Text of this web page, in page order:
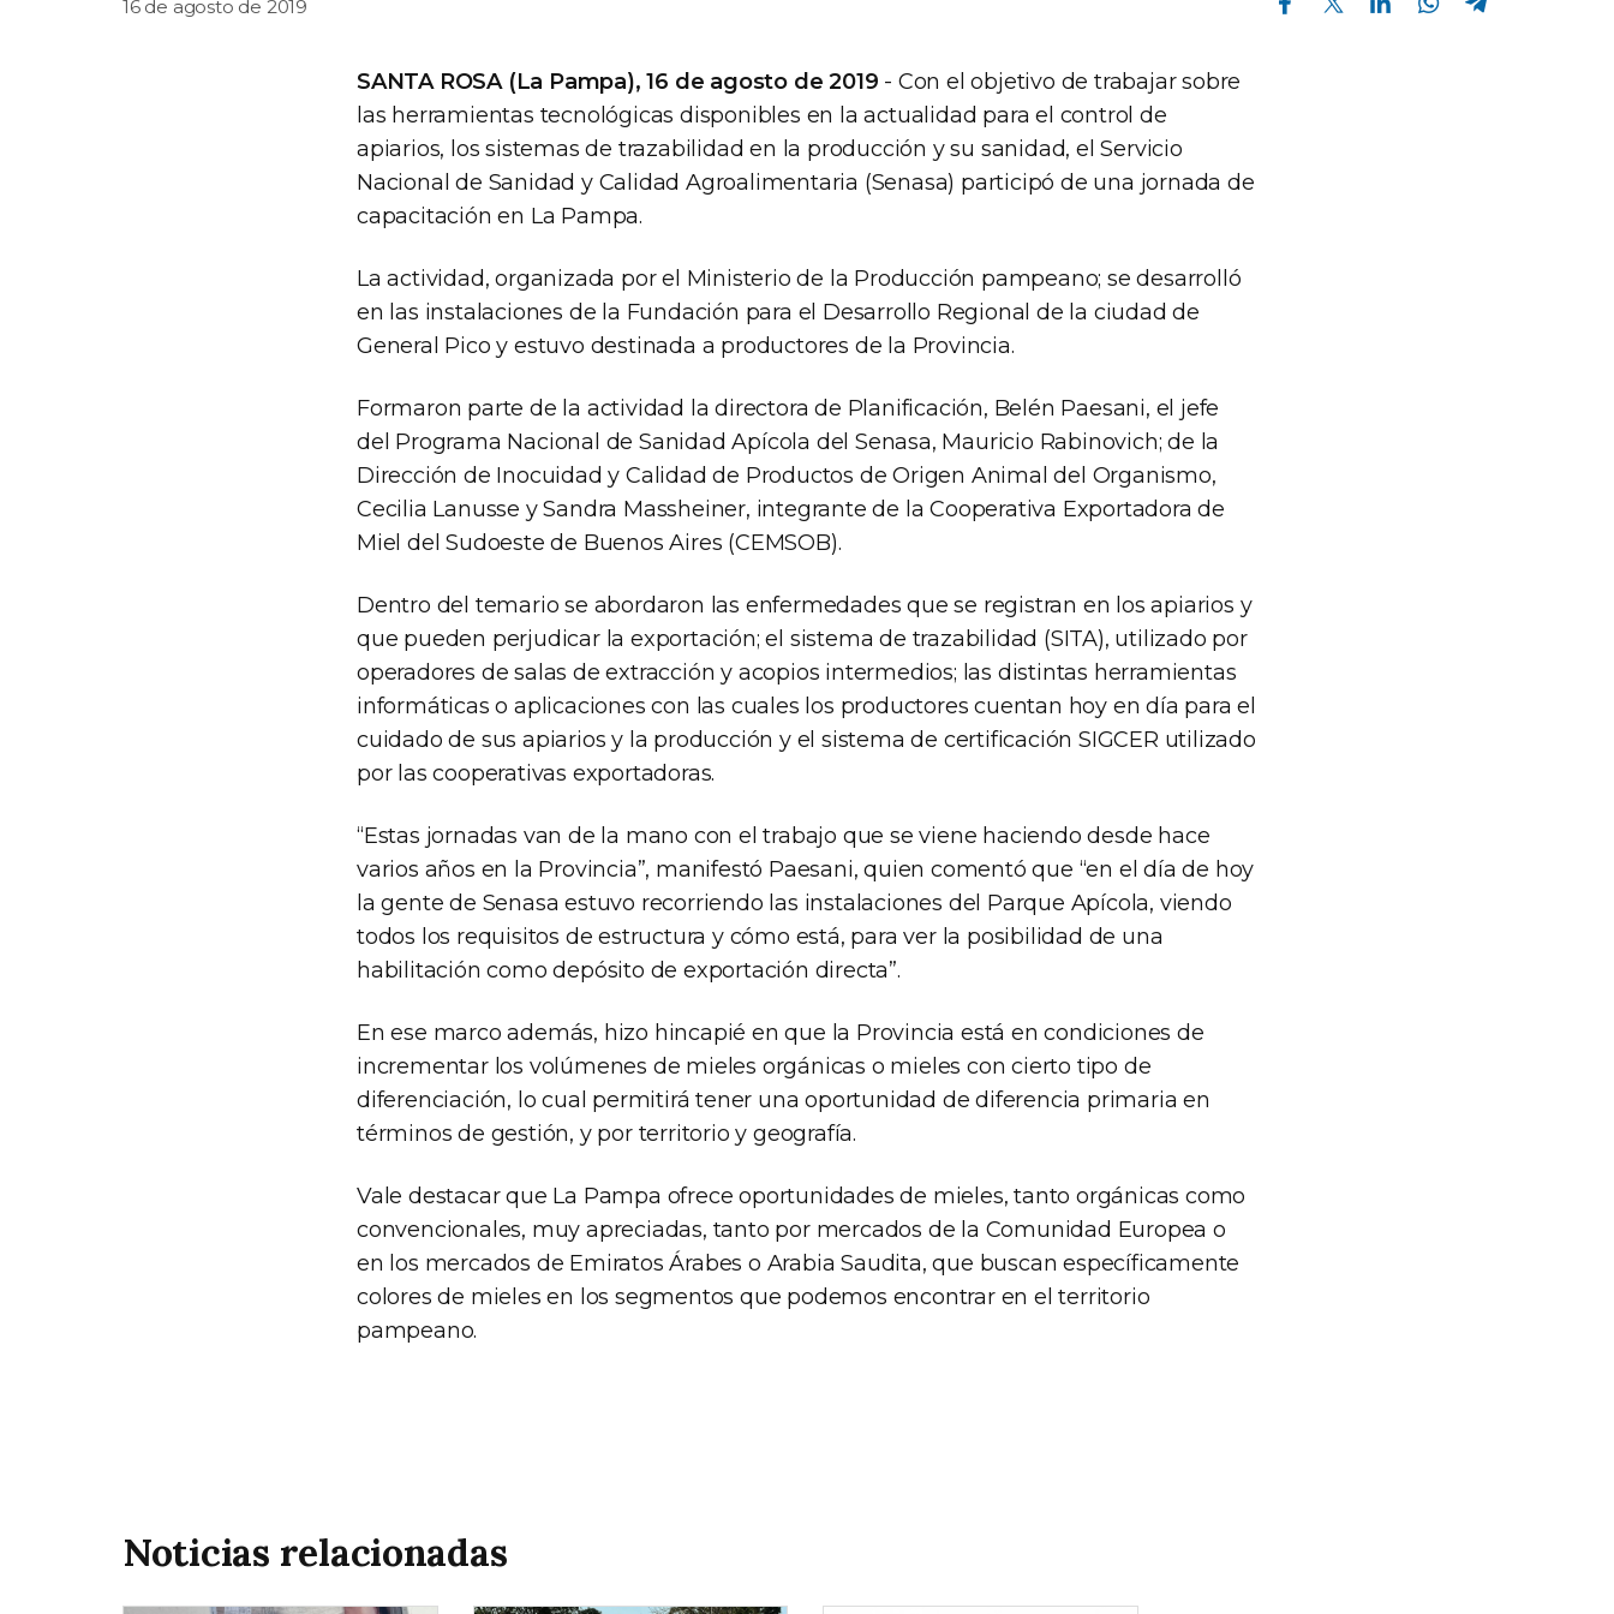
16 de agosto de 2019
SANTA ROSA (La Pampa), 16 de agosto de 2019 - Con el objetivo de trabajar sobre
las herramientas tecnológicas disponibles en la actualidad para el control de
apiarios, los sistemas de trazabilidad en la producción y su sanidad, el Servicio
Nacional de Sanidad y Calidad Agroalimentaria (Senasa) participó de una jornada de
capacitación en La Pampa.
La actividad, organizada por el Ministerio de la Producción pampeano; se desarrolló
en las instalaciones de la Fundación para el Desarrollo Regional de la ciudad de
General Pico y estuvo destinada a productores de la Provincia.
Formaron parte de la actividad la directora de Planificación, Belén Paesani, el jefe
del Programa Nacional de Sanidad Apícola del Senasa, Mauricio Rabinovich; de la
Dirección de Inocuidad y Calidad de Productos de Origen Animal del Organismo,
Cecilia Lanusse y Sandra Massheiner, integrante de la Cooperativa Exportadora de
Miel del Sudoeste de Buenos Aires (CEMSOB).
Dentro del temario se abordaron las enfermedades que se registran en los apiarios y
que pueden perjudicar la exportación; el sistema de trazabilidad (SITA), utilizado por
operadores de salas de extracción y acopios intermedios; las distintas herramientas
informáticas o aplicaciones con las cuales los productores cuentan hoy en día para el
cuidado de sus apiarios y la producción y el sistema de certificación SIGCER utilizado
por las cooperativas exportadoras.
“Estas jornadas van de la mano con el trabajo que se viene haciendo desde hace
varios años en la Provincia”, manifestó Paesani, quien comentó que “en el día de hoy
la gente de Senasa estuvo recorriendo las instalaciones del Parque Apícola, viendo
todos los requisitos de estructura y cómo está, para ver la posibilidad de una
habilitación como depósito de exportación directa”.
En ese marco además, hizo hincapié en que la Provincia está en condiciones de
incrementar los volúmenes de mieles orgánicas o mieles con cierto tipo de
diferenciación, lo cual permitirá tener una oportunidad de diferencia primaria en
términos de gestión, y por territorio y geografía.
Vale destacar que La Pampa ofrece oportunidades de mieles, tanto orgánicas como
convencionales, muy apreciadas, tanto por mercados de la Comunidad Europea o
en los mercados de Emiratos Árabes o Arabia Saudita, que buscan específicamente
colores de mieles en los segmentos que podemos encontrar en el territorio
pampeano.
Noticias relacionadas